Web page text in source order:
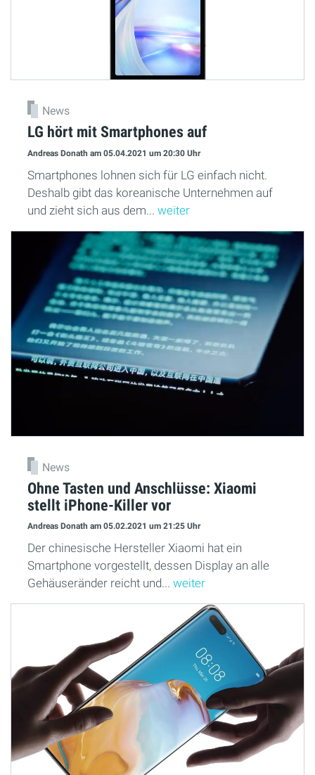
News
LG hört mit Smartphones auf
Andreas Donath am 05.04.2021 um 20:30 Uhr
Smartphones lohnen sich für LG einfach nicht.
Deshalb gibt das koreanische Unternehmen auf
und zieht sich aus dem... weiter
News
Ohne Tasten und Anschlüsse: Xiaomi
stellt iPhone-Killer vor
Andreas Donath am 05.02.2021 um 21:25 Uhr
Der chinesische Hersteller Xiaomi hat ein
Smartphone vorgestellt, dessen Display an alle
Gehäuseränder reicht und... weiter